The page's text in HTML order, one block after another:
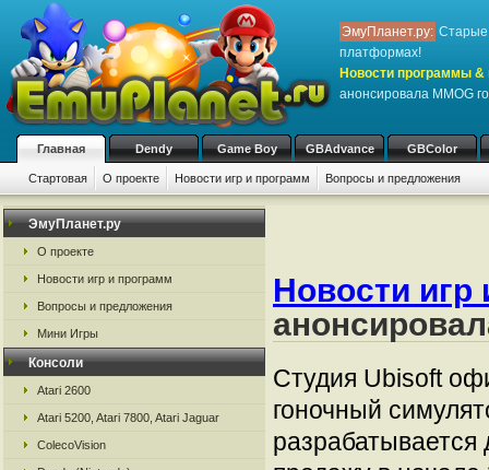
ЭмуПланет.ру: Старые
платформах!
Новости программы &
анонсировала MMOG
Главная Dendy Game Boy GBAdvance GBColor
Стартовая О проекте Новости игр и программ Вопросы и предложения
ЭмуПланет.ру
О проекте
Новости игр и программ
Вопросы и предложения
Мини Игры
Консоли
Atari 2600
Atari 5200, Atari 7800, Atari Jaguar
ColecoVision
Новости игр
Студия Ubisoft
гоночный